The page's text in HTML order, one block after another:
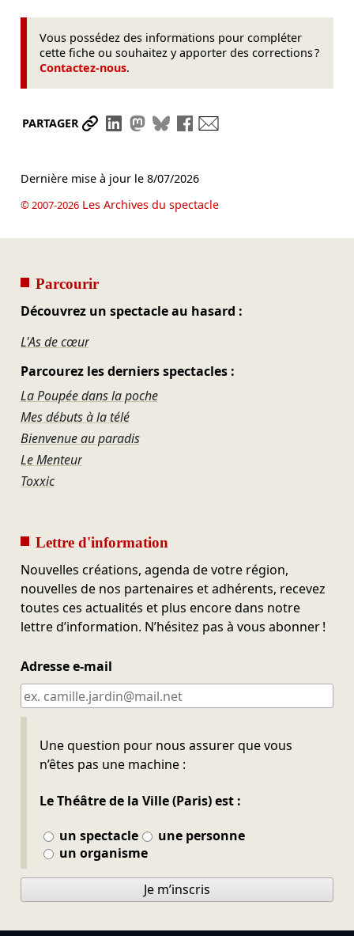
Vous possédez des informations pour compléter
cette fiche ou souhaitez y apporter des corrections ?
Contactez-nous.
PARTAGER Partager le lien
Partager sur LinkedIn
Partager sur Mastodon
Partager sur Bluesky
Partager sur Facebook
Dernière mise à jour le 8/07/2026
© 2007-2026Les Archives du spectacle
Parcourir
Découvrez un spectacle au hasard :
L'As de cœur
Parcourez les derniers spectacles :
La Poupée dans la poche
Mes débuts à la télé
Bienvenue au paradis
Le Menteur
Toxxic
Lettre d'information
Nouvelles créations, agenda de votre région,
nouvelles de nos partenaires et adhérents, recevez
toutes ces actualités et plus encore dans notre
lettre d’information. N’hésitez pas à vous abonner !
Adresse e-mail
Une question pour nous assurer que vous
n’êtes pas une machine :
Le Théâtre de la Ville (Paris) est :
un spectacle
une personne
un organisme
Ne pas remplir
Je m’inscris